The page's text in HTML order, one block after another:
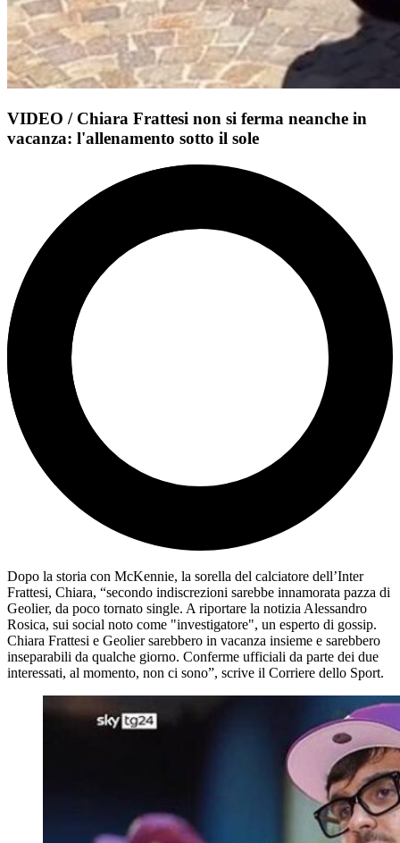
VIDEO / Chiara Frattesi non si ferma neanche in
vacanza: l'allenamento sotto il sole
Dopo la storia con McKennie, la sorella del calciatore dell’Inter
Frattesi, Chiara, “secondo indiscrezioni sarebbe innamorata pazza di
Geolier, da poco tornato single. A riportare la notizia Alessandro
Rosica, sui social noto come "investigatore", un esperto di gossip.
Chiara Frattesi e Geolier sarebbero in vacanza insieme e sarebbero
inseparabili da qualche giorno. Conferme ufficiali da parte dei due
interessati, al momento, non ci sono”, scrive il Corriere dello Sport.